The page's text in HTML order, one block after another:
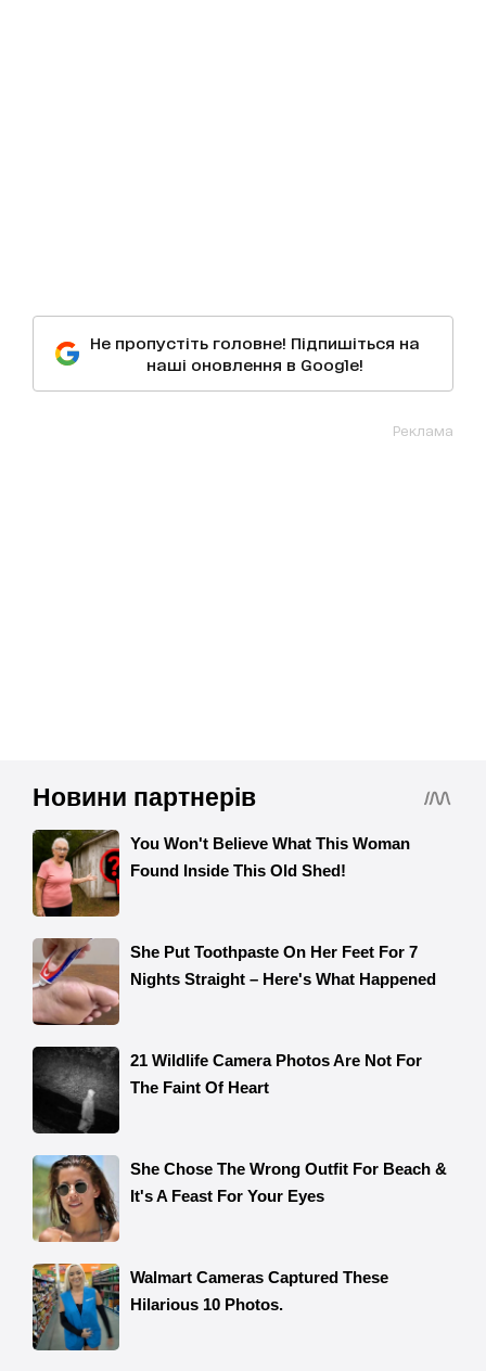
Не пропустіть головне! Підпишіться на
наші оновлення в Google!
Реклама